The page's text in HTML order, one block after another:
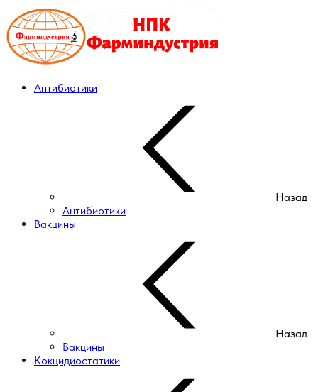
Антибиотики
Назад
Антибиотики
Вакцины
Назад
Вакцины
Кокцидиостатики